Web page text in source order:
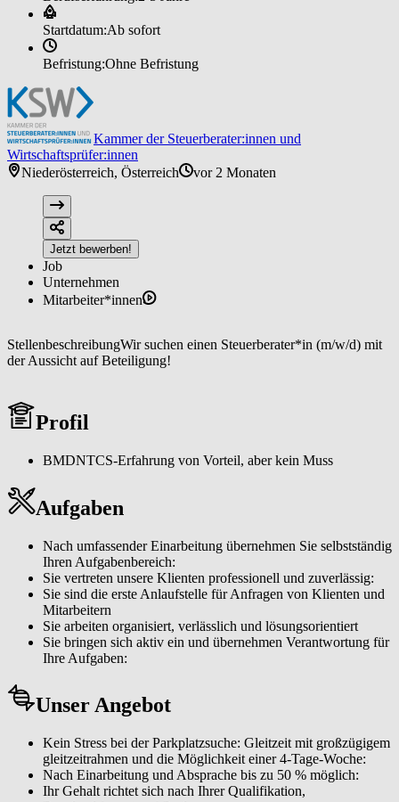
Startdatum:Ab sofort
Befristung:Ohne Befristung
Kammer der Steuerberater:innen und
Wirtschaftsprüfer:innen
Niederösterreich, Österreich
vor 2 Monaten
Jetzt bewerben!
Job
Unternehmen
Mitarbeiter*innen
StellenbeschreibungWir suchen einen Steuerberater*in (m/w/d) mit
der Aussicht auf Beteiligung!
Profil
BMDNTCS-Erfahrung von Vorteil, aber kein Muss
Aufgaben
Nach umfassender Einarbeitung übernehmen Sie selbstständig
Ihren Aufgabenbereich:
Sie vertreten unsere Klienten professionell und zuverlässig:
Sie sind die erste Anlaufstelle für Anfragen von Klienten und
Mitarbeitern
Sie arbeiten organisiert, verlässlich und lösungsorientiert
Sie bringen sich aktiv ein und übernehmen Verantwortung für
Ihre Aufgaben:
Unser Angebot
Kein Stress bei der Parkplatzsuche: Gleitzeit mit großzügigem
gleitzeitrahmen und die Möglichkeit einer 4-Tage-Woche:
Nach Einarbeitung und Absprache bis zu 50 % möglich:
Ihr Gehalt richtet sich nach Ihrer Qualifikation,